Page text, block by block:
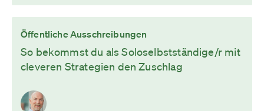
Öffentliche Ausschreibungen
So bekommst du als Soloselbstständige/r mit
cleveren Strategien den Zuschlag